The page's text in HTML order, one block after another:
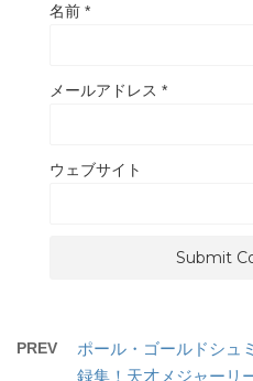
名前 *
メールアドレス *
ウェブサイト
PREV
ポール・ゴールドシュ
録集！天才メジャーリ